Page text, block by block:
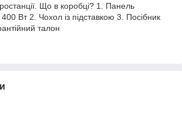
Що в коробці? 1. Панель
Вт 2. Чохол із підставкою 3. Посібник
талон